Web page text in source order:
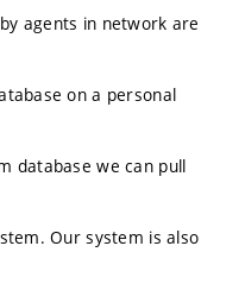
agents in network are
on a personal
database we can pull
Our system is also